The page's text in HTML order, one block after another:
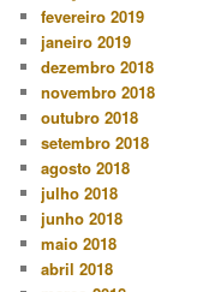
fevereiro 2019
janeiro 2019
dezembro 2018
novembro 2018
outubro 2018
setembro 2018
agosto 2018
julho 2018
junho 2018
maio 2018
abril 2018